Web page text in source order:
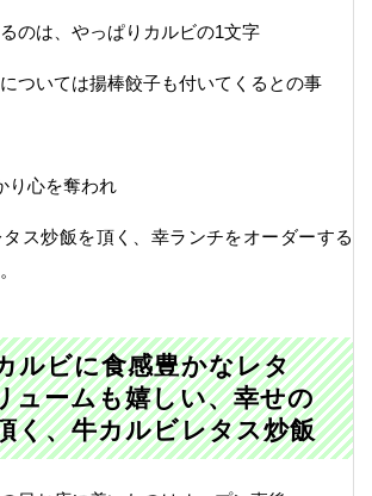
のは、やっぱりカルビの1文字
ついては揚棒餃子も付いてくるとの事
り心を奪われ
ス炒飯を頂く、幸ランチをオーダーする
ルビに食感豊かなレタ
ームも嬉しい、幸せの
く、牛カルビレタス炒飯